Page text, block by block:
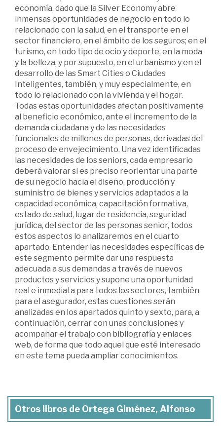
economía, dado que la Silver Economy abre
inmensas oportunidades de negocio en todo lo
relacionado con la salud, en el transporte en el
sector financiero, en el ámbito de los seguros; en el
turismo, en todo tipo de ocio y deporte, en la moda
y la belleza, y por supuesto, en el urbanismo y en el
desarrollo de las Smart Cities o Ciudades
Inteligentes, también, y muy especialmente, en
todo lo relacionado con la vivienda y el hogar.
Todas estas oportunidades afectan positivamente
al beneficio económico, ante el incremento de la
demanda ciudadana y de las necesidades
funcionales de millones de personas, derivadas del
proceso de envejecimiento. Una vez identificadas
las necesidades de los seniors, cada empresario
deberá valorar si es preciso reorientar una parte
de su negocio hacia el diseño, producción y
suministro de bienes y servicios adaptados a la
capacidad económica, capacitación formativa,
estado de salud, lugar de residencia, seguridad
jurídica, del sector de las personas senior, todos
estos aspectos lo analizaremos en el cuarto
apartado. Entender las necesidades específicas de
este segmento permite dar una respuesta
adecuada a sus demandas a través de nuevos
productos y servicios y supone una oportunidad
real e inmediata para todos los sectores, también
para el asegurador, estas cuestiones serán
analizadas en los apartados quinto y sexto, para, a
continuación, cerrar con unas conclusiones y
acompañar el trabajo con bibliografía y enlaces
web, de forma que todo aquel que esté interesado
en este tema pueda ampliar conocimientos.
Otros libros de Ortega Giménez, Alfonso